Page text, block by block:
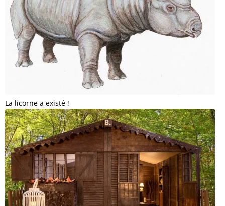
La licorne a existé !